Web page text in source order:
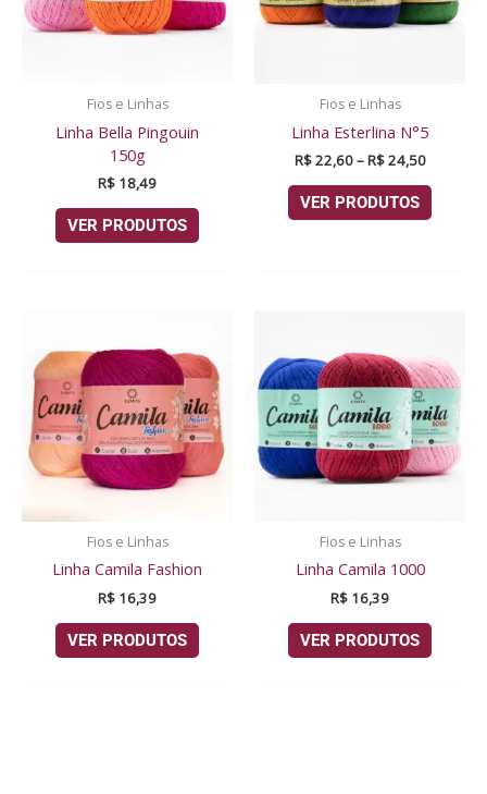
Fios e Linhas
Linha Bella Pingouin
150g
R$ 18,49
VER PRODUTOS
Fios e Linhas
Linha Esterlina N°5
R$22,60–R$24,50
VER PRODUTOS
Fios e Linhas
Linha Camila Fashion
R$ 16,39
VER PRODUTOS
Fios e Linhas
Linha Camila 1000
R$ 16,39
VER PRODUTOS